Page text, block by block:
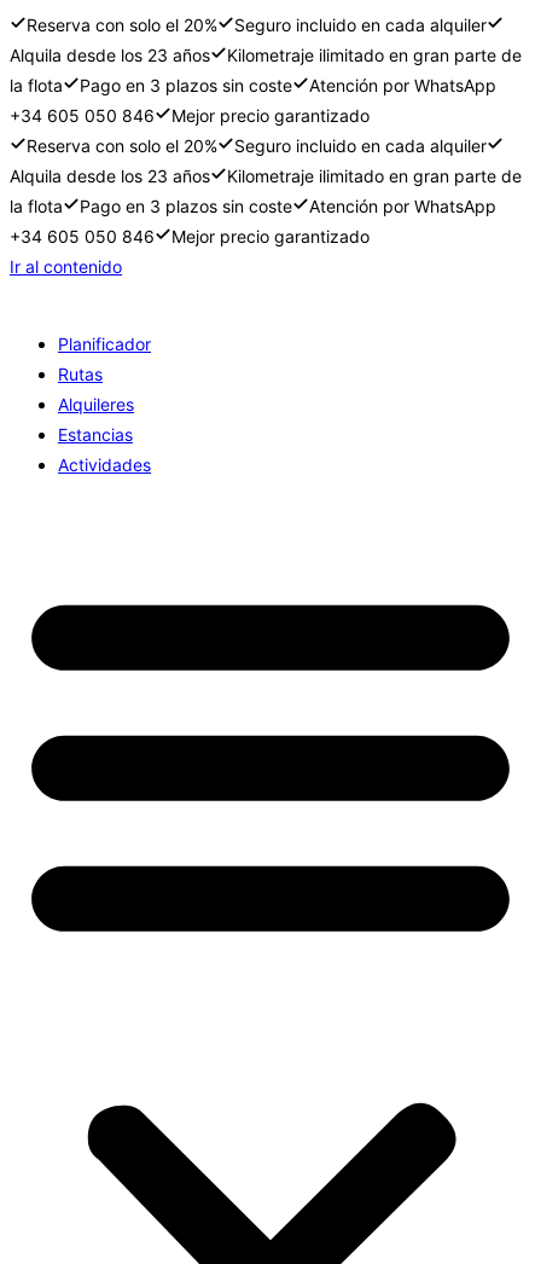
Reserva con solo el 20%
Seguro incluido en cada alquiler
Alquila desde los 23 años
Kilometraje ilimitado en gran parte de
la flota
Pago en 3 plazos sin coste
Atención por WhatsApp
+34 605 050 846
Mejor precio garantizado
Reserva con solo el 20%
Seguro incluido en cada alquiler
Alquila desde los 23 años
Kilometraje ilimitado en gran parte de
la flota
Pago en 3 plazos sin coste
Atención por WhatsApp
+34 605 050 846
Mejor precio garantizado
Ir al contenido
Planificador
Rutas
Alquileres
Estancias
Actividades